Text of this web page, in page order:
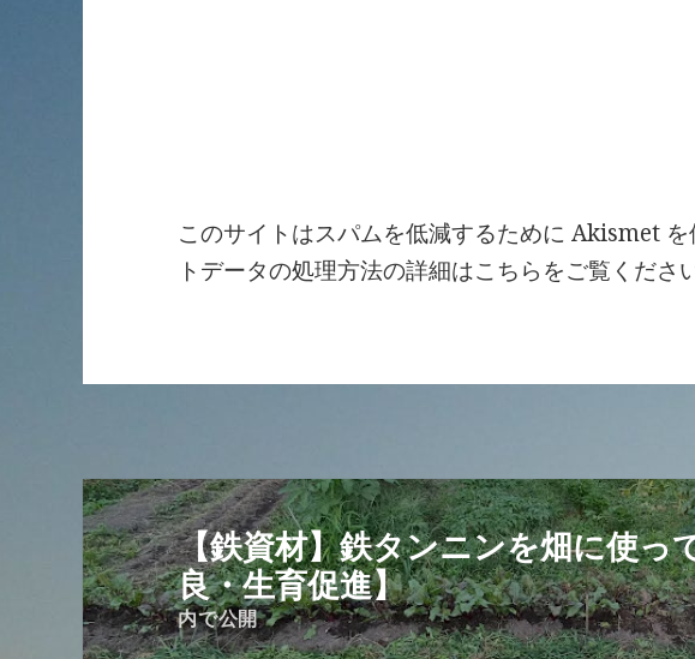
このサイトはスパムを低減するために Akismet を
トデータの処理方法の詳細はこちらをご覧くださ
投
稿
ナ
ビ
ゲ
【鉄資材】鉄タンニンを畑に使っ
良・生育促進】
内で公開